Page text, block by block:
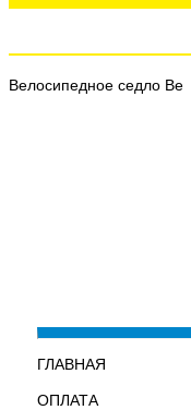
Велосипедное седло Ве
ГЛАВНАЯ
ОПЛАТА